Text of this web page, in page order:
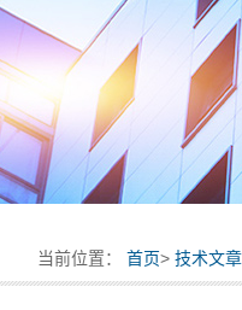
当前位置： 首页> 技术文章